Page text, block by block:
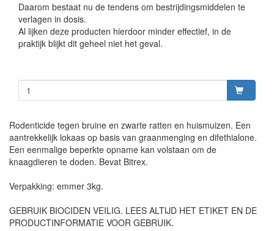
Daarom bestaat nu de tendens om bestrijdingsmiddelen te
verlagen in dosis.
Al lijken deze producten hierdoor minder effectief, in de
praktijk blijkt dit geheel niet het geval.
Rodenticide tegen bruine en zwarte ratten en huismuizen. Een
aantrekkelijk lokaas op basis van graanmenging en difethialone.
Een eenmalige beperkte opname kan volstaan om de
knaagdieren te doden. Bevat Bitrex.
Verpakking: emmer 3kg.
GEBRUIK BIOCIDEN VEILIG. LEES ALTIJD HET ETIKET EN DE
PRODUCTINFORMATIE VOOR GEBRUIK.